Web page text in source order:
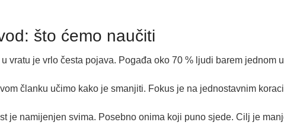
što ćemo naučiti
u vratu je vrlo česta pojava. Pogađa oko 70 % ljudi barem jednom
članku učimo kako je smanjiti. Fokus je na jednostavnim
je namijenjen svima. Posebno onima koji puno sjede. Cilj je